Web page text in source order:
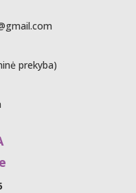
prekyba)